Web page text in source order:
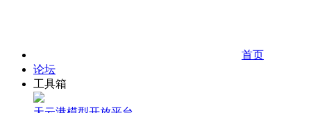
首页
论坛
工具箱